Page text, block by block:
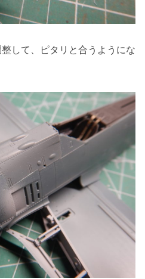
して、ピタリと合うようにな